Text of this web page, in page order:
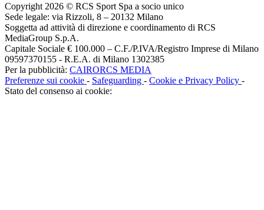
Copyright 2026 © RCS Sport Spa a socio unico
Sede legale: via Rizzoli, 8 – 20132 Milano
Soggetta ad attività di direzione e coordinamento di RCS
MediaGroup S.p.A.
Capitale Sociale € 100.000 – C.F./P.IVA/Registro Imprese di Milano
09597370155 - R.E.A. di Milano 1302385
Per la pubblicità: CAIRORCS MEDIA
Preferenze sui cookie - Safeguarding - Cookie e Privacy Policy -
Stato del consenso ai cookie: